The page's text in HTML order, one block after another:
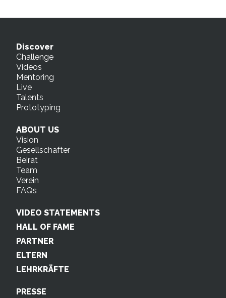
Discover
Challenge
Videos
Mentoring
Live
Talents
Prototyping
ABOUT US
Vision
Gesellschafter
Beirat
Team
Verein
FAQs
VIDEO STATEMENTS
HALL OF FAME
PARTNER
ELTERN
LEHRKRÄFTE
PRESSE